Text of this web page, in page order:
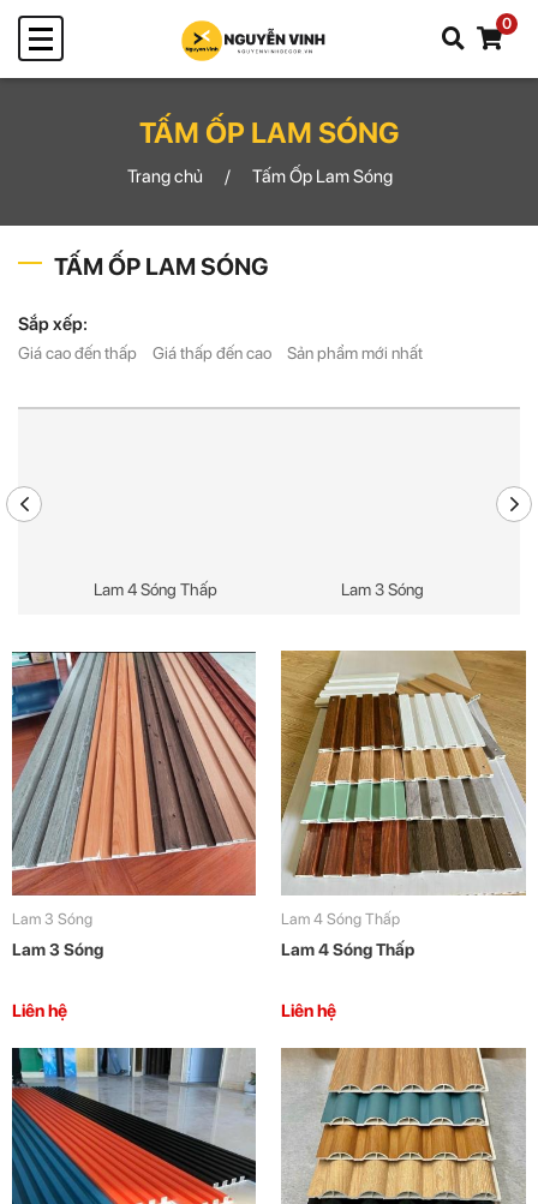
0
TẤM ỐP LAM SÓNG
Trang chủ Tấm Ốp Lam Sóng
TẤM ỐP LAM SÓNG
Sắp xếp:
Giá cao đến thấp Giá thấp đến cao Sản phẩm mới nhất
Lam 4 Sóng Thấp Lam 3 Sóng
Lam 3 Sóng
Lam 3 Sóng
Liên hệ
Lam 4 Sóng Thấp
Lam 4 Sóng Thấp
Liên hệ